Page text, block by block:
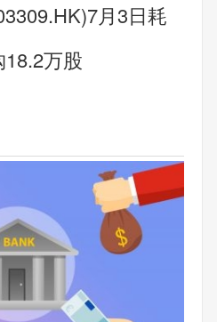
月3日耗
万股